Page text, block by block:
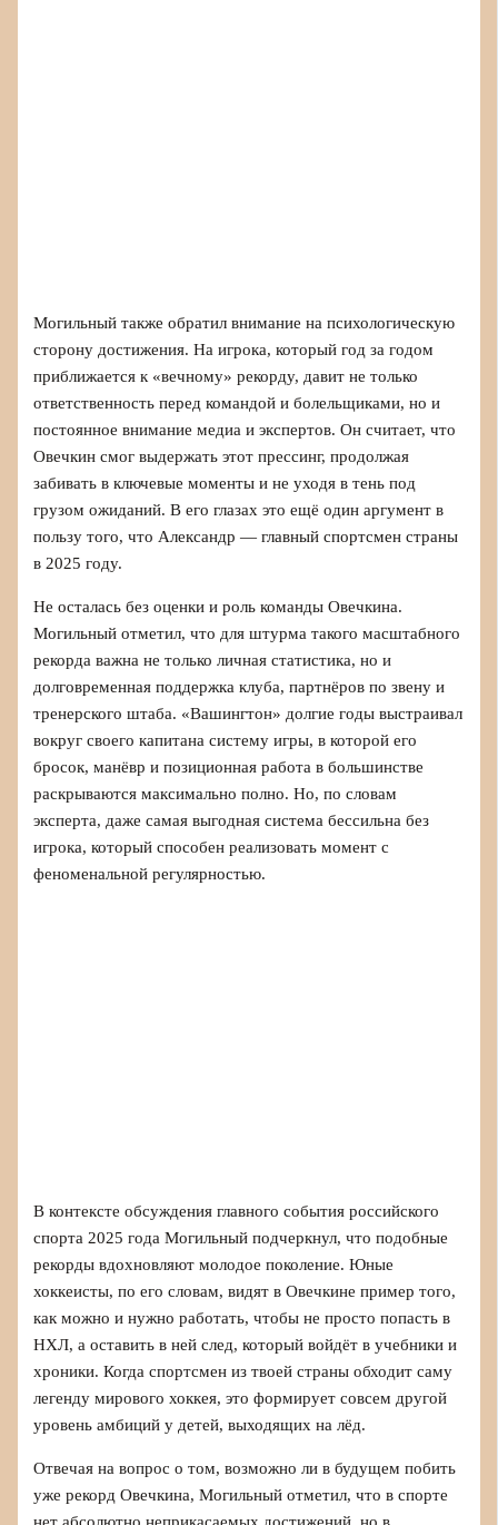
Могильный также обратил внимание на психологическую
сторону достижения. На игрока, который год за годом
приближается к «вечному» рекорду, давит не только
ответственность перед командой и болельщиками, но и
постоянное внимание медиа и экспертов. Он считает, что
Овечкин смог выдержать этот прессинг, продолжая
забивать в ключевые моменты и не уходя в тень под
грузом ожиданий. В его глазах это ещё один аргумент в
пользу того, что Александр — главный спортсмен страны
в 2025 году.
Не осталась без оценки и роль команды Овечкина.
Могильный отметил, что для штурма такого масштабного
рекорда важна не только личная статистика, но и
долговременная поддержка клуба, партнёров по звену и
тренерского штаба. «Вашингтон» долгие годы выстраивал
вокруг своего капитана систему игры, в которой его
бросок, манёвр и позиционная работа в большинстве
раскрываются максимально полно. Но, по словам
эксперта, даже самая выгодная система бессильна без
игрока, который способен реализовать момент с
феноменальной регулярностью.
В контексте обсуждения главного события российского
спорта 2025 года Могильный подчеркнул, что подобные
рекорды вдохновляют молодое поколение. Юные
хоккеисты, по его словам, видят в Овечкине пример того,
как можно и нужно работать, чтобы не просто попасть в
НХЛ, а оставить в ней след, который войдёт в учебники и
хроники. Когда спортсмен из твоей страны обходит саму
легенду мирового хоккея, это формирует совсем другой
уровень амбиций у детей, выходящих на лёд.
Отвечая на вопрос о том, возможно ли в будущем побить
уже рекорд Овечкина, Могильный отметил, что в спорте
нет абсолютно неприкасаемых достижений, но в